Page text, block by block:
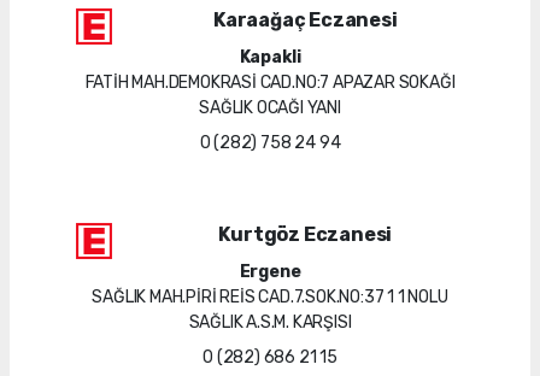
Karaağaç Eczanesi
Kapakli
FATİH MAH.DEMOKRASİ CAD.NO:7 APAZAR SOKAĞI
SAĞLIK OCAĞI YANI
0 (282) 758 24 94
Kurtgöz Eczanesi
Ergene
SAĞLIK MAH.PİRİ REİS CAD.7.SOK.NO:37 1 1 NOLU
SAĞLIK A.S.M. KARŞISI
0 (282) 686 21 15